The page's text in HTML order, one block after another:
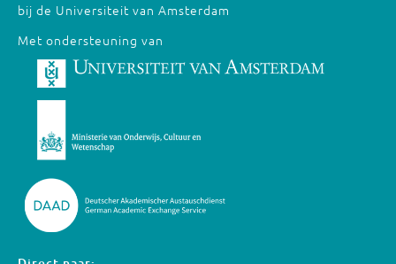
bij de Universiteit van Amsterdam
Met ondersteuning van